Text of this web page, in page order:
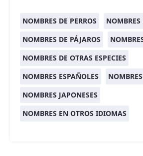
NOMBRES DE PERROS
NOMBRES
NOMBRES DE PÁJAROS
NOMBRES DE OTRAS ESPECIES
NOMBRES ESPAÑOLES
NOMBRES JAPONESES
NOMBRES EN OTROS IDIOMAS